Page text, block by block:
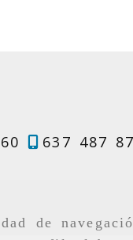
de
637 487